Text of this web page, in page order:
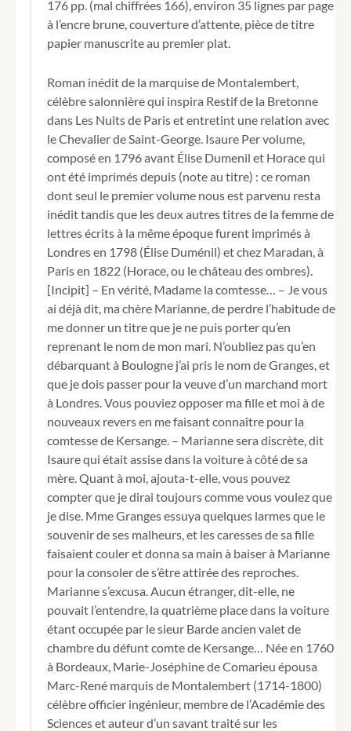
1810
par
M.
Mqse
de
Montalembert.
176 pp. (mal chiffrées 166), environ 35 lignes par page
à l’encre brune, couverture d’attente, pièce de titre
papier manuscrite au premier plat.
Roman inédit de la marquise de Montalembert,
célèbre salonnière qui inspira Restif de la Bretonne
dans Les Nuits de Paris et entretint une relation avec
le Chevalier de Saint-George. Isaure Per volume,
composé en 1796 avant Élise Dumenil et Horace qui
ont été imprimés depuis (note au titre) : ce roman
dont seul le premier volume nous est parvenu resta
inédit tandis que les deux autres titres de la femme de
lettres écrits à la même époque furent imprimés à
Londres en 1798 (Élise Duménil) et chez Maradan, à
Paris en 1822 (Horace, ou le château des ombres).
[Incipit] – En vérité, Madame la comtesse… – Je vous
ai déjà dit, ma chère Marianne, de perdre l’habitude de
me donner un titre que je ne puis porter qu’en
reprenant le nom de mon mari. N’oubliez pas qu’en
débarquant à Boulogne j’ai pris le nom de Granges, et
que je dois passer pour la veuve d’un marchand mort
à Londres. Vous pouviez opposer ma fille et moi à de
nouveaux revers en me faisant connaître pour la
comtesse de Kersange. – Marianne sera discrète, dit
Isaure qui était assise dans la voiture à côté de sa
mère. Quant à moi, ajouta-t-elle, vous pouvez
compter que je dirai toujours comme vous voulez que
je dise. Mme Granges essuya quelques larmes que le
souvenir de ses malheurs, et les caresses de sa fille
faisaient couler et donna sa main à baiser à Marianne
pour la consoler de s’être attirée des reproches.
Marianne s’excusa. Aucun étranger, dit-elle, ne
pouvait l’entendre, la quatrième place dans la voiture
étant occupée par le sieur Barde ancien valet de
chambre du défunt comte de Kersange… Née en 1760
à Bordeaux, Marie-Joséphine de Comarieu épousa
Marc-René marquis de Montalembert (1714-1800)
célèbre officier ingénieur, membre de l’Académie des
Sciences et auteur d’un savant traité sur les